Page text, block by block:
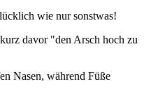
wie nur sonstwas!
davor "den Arsch hoch zu
Nasen, während Füße